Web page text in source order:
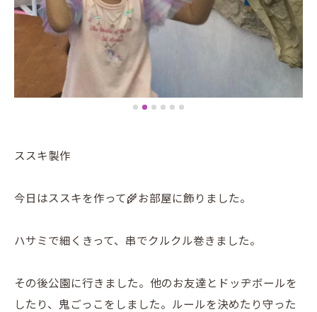
ススキ製作
今日はススキを作って🌾お部屋に飾りました。
ハサミで細くきって、串でクルクル巻きました。
その後公園に行きました。他のお友達とドッヂボールを
したり、鬼ごっこをしました。ルールを決めたり守った